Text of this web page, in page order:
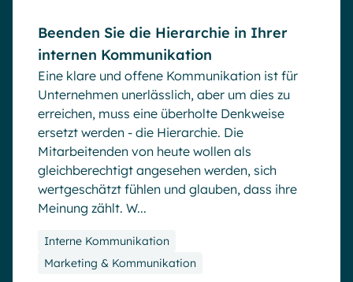
Market trends
Microsoft Teams
Mitarbeiter Engagement
Produktneuheiten
Remote & Hybride Arbeit
Powell Software Suite
Virtual Building
Beenden Sie die Hierarchie in Ihrer
internen Kommunikation
Eine klare und offene Kommunikation ist für
Unternehmen unerlässlich, aber um dies zu
erreichen, muss eine überholte Denkweise
ersetzt werden - die Hierarchie. Die
Mitarbeitenden von heute wollen als
gleichberechtigt angesehen werden, sich
wertgeschätzt fühlen und glauben, dass ihre
Meinung zählt. W...
Interne Kommunikation
Marketing & Kommunikation